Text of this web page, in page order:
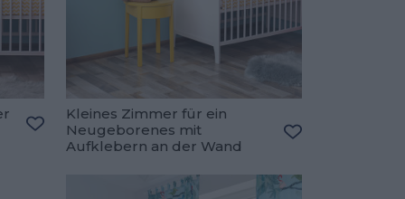
Zu den Favoriten hinzufügen
Kleines Zimmer für ein
Neugeborenes mit
Aufklebern an der Wand